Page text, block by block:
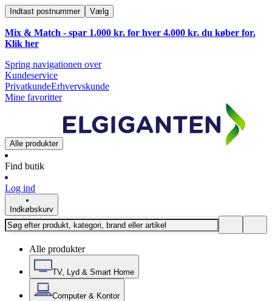
Indtast postnummer Vælg
Mix & Match - spar 1.000 kr. for hver 4.000 kr. du køber for.
Klik her
Spring navigationen over
Kundeservice
PrivatkundeErhvervskunde
Mine favoritter
Alle produkter
Find butik
Log ind
Indkøbskurv
Alle produkter
TV, Lyd & Smart Home
Computer & Kontor